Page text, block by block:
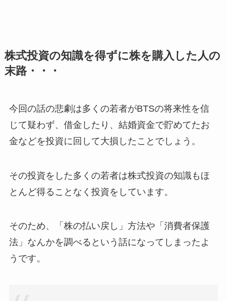
株式投資の知識を得ずに株を購入した人の
末路・・・
今回の話の悲劇は多くの若者がBTSの将来性を信
じて疑わず、借金したり、結婚資金で貯めてたお
金などを投資に回して大損したことでしょう。
その投資をした多くの若者は株式投資の知識もほ
とんど得ることなく投資をしています。
そのため、「株の払い戻し」方法や「消費者保護
法」なんかを調べるという話になってしまったよ
うです。